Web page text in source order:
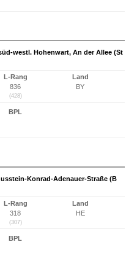
westl. Hohenwart, An der Allee (St
L-Rang
836
(428)
Land
BY
BPL
Konrad-Adenauer-Straße (B
L-Rang
318
(307)
Land
HE
BPL